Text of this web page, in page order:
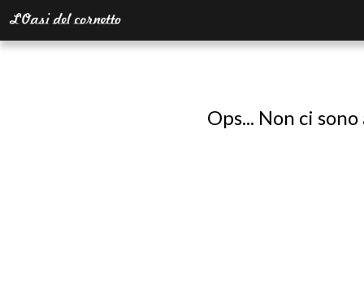
Ops... Non ci